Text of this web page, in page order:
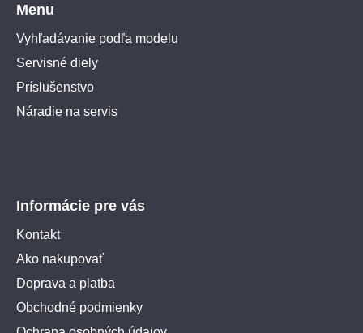
Menu
Vyhľadávanie podľa modelu
Servisné diely
Príslušenstvo
Náradie na servis
Informácie pre vás
Kontakt
Ako nakupovať
Doprava a platba
Obchodné podmienky